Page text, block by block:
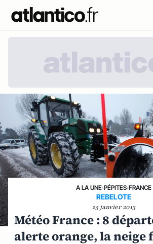
A LA UNE›PÉPITES›FRANCE
REBELOTE
25 janvier 2013
Météo France : 8
alerte orange, la neige